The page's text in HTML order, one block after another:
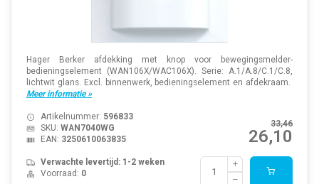
Hager Berker afdekking met knop voor bewegingsmelder-
bedieningselement (WAN106X/WAC106X). Serie: A.1/A.8/C.1/C.8,
lichtwit glans. Excl. binnenwerk, bedieningselement en afdekraam.
Meer informatie »
33,46
26,10
Artikelnummer: 596833
SKU: WAN7040WG
EAN: 3250610063835
Verwachte levertijd: 1-2 weken
Voorraad: 0